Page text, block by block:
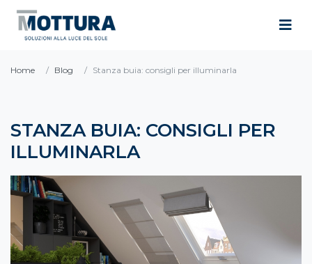
Home Blog Stanza buia: consigli per illuminarla
STANZA BUIA: CONSIGLI PER
ILLUMINARLA